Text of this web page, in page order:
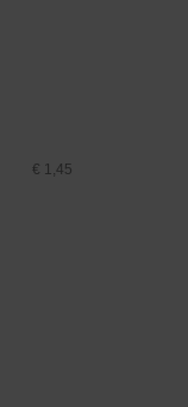
€ 1,45